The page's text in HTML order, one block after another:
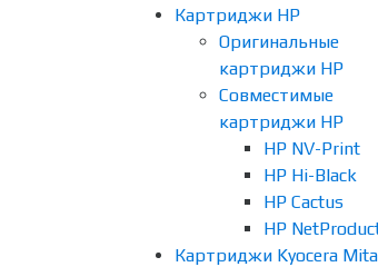
Картриджи HP
Оригинальные
картриджи HP
Совместимые
картриджи HP
HP NV-Print
HP Hi-Black
HP Cactus
HP
Картриджи Kyocera Mita